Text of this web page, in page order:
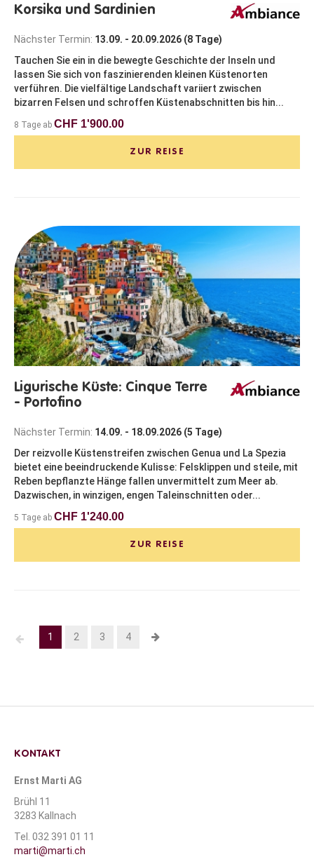
Korsika und Sardinien
Nächster Termin: 13.09. - 20.09.2026 (8 Tage)
Tauchen Sie ein in die bewegte Geschichte der Inseln und
lassen Sie sich von faszinierenden kleinen Küstenorten
verführen. Die vielfältige Landschaft variiert zwischen
bizarren Felsen und schroffen Küstenabschnitten bis hin...
8 Tage ab CHF 1'900.00
ZUR REISE
Ligurische Küste: Cinque Terre
- Portofino
Nächster Termin: 14.09. - 18.09.2026 (5 Tage)
Der reizvolle Küstenstreifen zwischen Genua und La Spezia
bietet eine beeindruckende Kulisse: Felsklippen und steile, mit
Reben bepflanzte Hänge fallen unvermittelt zum Meer ab.
Dazwischen, in winzigen, engen Taleinschnitten oder...
5 Tage ab CHF 1'240.00
ZUR REISE
1 2 3 4
KONTAKT
Ernst Marti AG
Brühl 11
3283 Kallnach
Tel. 032 391 01 11
marti@marti.ch